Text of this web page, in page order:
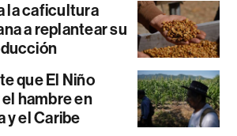
la caficultura
a replantear su
que El Niño
hambre en
y el Caribe